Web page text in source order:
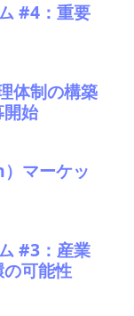
#4：重要
体制の構築
始
マーケッ
#3：産業
可能性